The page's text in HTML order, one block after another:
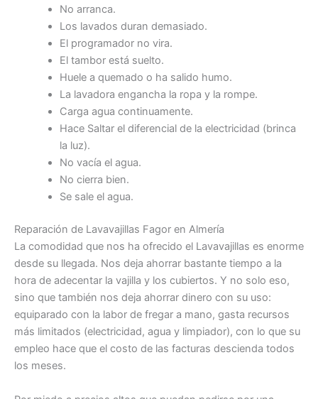
No arranca.
Los lavados duran demasiado.
El programador no vira.
El tambor está suelto.
Huele a quemado o ha salido humo.
La lavadora engancha la ropa y la rompe.
Carga agua continuamente.
Hace Saltar el diferencial de la electricidad (brinca
la luz).
No vacía el agua.
No cierra bien.
Se sale el agua.
Reparación de Lavavajillas Fagor en Almería
La comodidad que nos ha ofrecido el Lavavajillas es enorme
desde su llegada. Nos deja ahorrar bastante tiempo a la
hora de adecentar la vajilla y los cubiertos. Y no solo eso,
sino que también nos deja ahorrar dinero con su uso:
equiparado con la labor de fregar a mano, gasta recursos
más limitados (electricidad, agua y limpiador), con lo que su
empleo hace que el costo de las facturas descienda todos
los meses.